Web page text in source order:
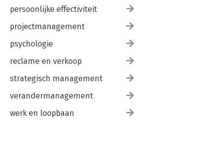
persoonlijke effectiviteit
projectmanagement
psychologie
reclame en verkoop
strategisch management
verandermanagement
werk en loopbaan